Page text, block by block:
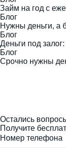
Займ на год с
Блог
Нужны деньги, а
Блог
Деньги под
Блог
Срочно нужны
Остались
Получите
Номер телефона